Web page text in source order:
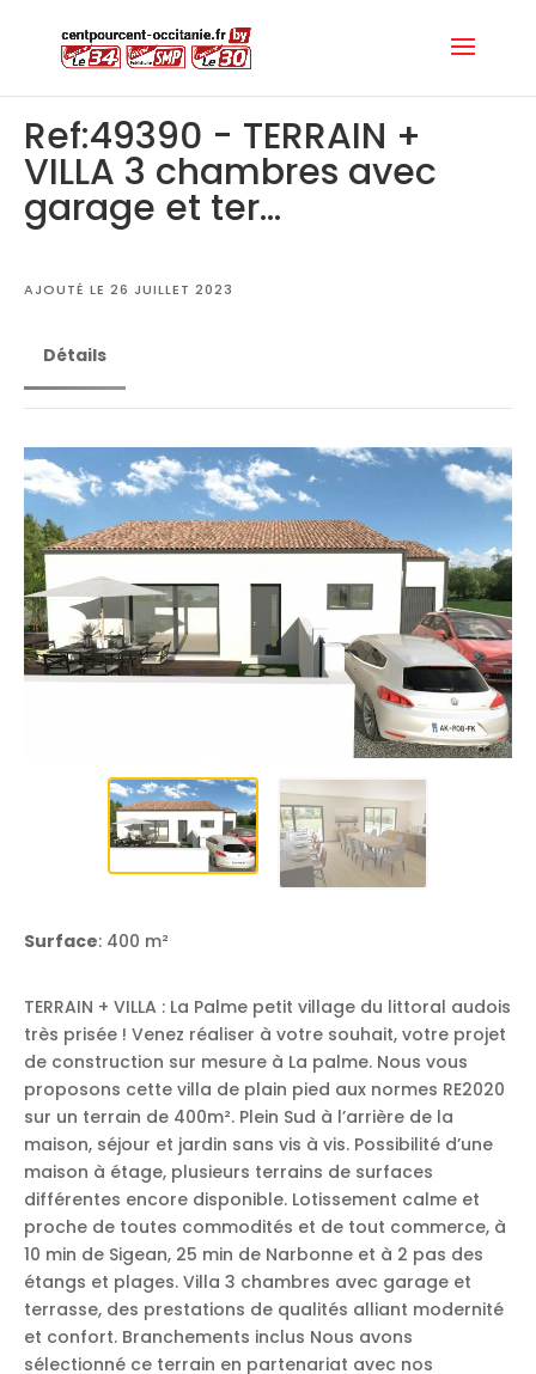
Ref:49390 - TERRAIN +
VILLA 3 chambres avec
garage et ter...
AJOUTÉ LE 26 JUILLET 2023
Détails
Surface: 400 m²
TERRAIN + VILLA : La Palme petit village du littoral audois
très prisée ! Venez réaliser à votre souhait, votre projet
de construction sur mesure à La palme. Nous vous
proposons cette villa de plain pied aux normes RE2020
sur un terrain de 400m². Plein Sud à l’arrière de la
maison, séjour et jardin sans vis à vis. Possibilité d’une
maison à étage, plusieurs terrains de surfaces
différentes encore disponible. Lotissement calme et
proche de toutes commodités et de tout commerce, à
10 min de Sigean, 25 min de Narbonne et à 2 pas des
étangs et plages. Villa 3 chambres avec garage et
terrasse, des prestations de qualités alliant modernité
et confort. Branchements inclus Nous avons
sélectionné ce terrain en partenariat avec nos